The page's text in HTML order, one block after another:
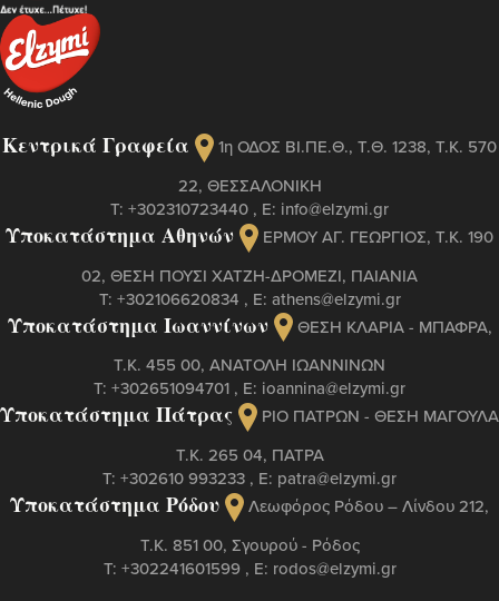
Κεντρικά Γραφεία
1η ΟΔΟΣ ΒΙ.ΠΕ.Θ., Τ.Θ. 1238, Τ.Κ. 570
22, ΘΕΣΣΑΛΟΝΙΚΗ
Τ: +302310723440 , Ε: info@elzymi.gr
Υποκατάστημα Αθηνών
ΕΡΜΟΥ ΑΓ. ΓΕΩΡΓΙΟΣ, T.K. 190
02, ΘΕΣΗ ΠΟΥΣΙ ΧΑΤΖΗ-ΔΡΟΜΕΖΙ, ΠΑΙΑΝΙΑ
Τ: +302106620834 , Ε: athens@elzymi.gr
Υποκατάστημα Ιωαννίνων
ΘΕΣΗ ΚΛΑΡΙΑ - ΜΠΑΦΡΑ,
Τ.Κ. 455 00, ΑΝΑΤΟΛΗ ΙΩΑΝΝΙΝΩΝ
Τ: +302651094701 , Ε: ioannina@elzymi.gr
Υποκατάστημα Πάτρας
ΡΙΟ ΠΑΤΡΩΝ - ΘΕΣΗ ΜΑΓΟΥΛΑ
Τ.Κ. 265 04, ΠΑΤΡΑ
Τ: +302610 993233 , Ε: patra@elzymi.gr
Υποκατάστημα Ρόδου
Λεωφόρος Ρόδου – Λίνδου 212,
T.K. 851 00, Σγουρού - Ρόδος
Τ: +302241601599 , Ε: rodos@elzymi.gr